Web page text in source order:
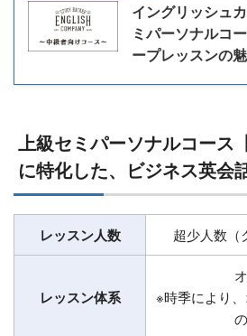
イングリッシュ
ミパーソナルコ
ープレッスンの
上級セミパーソナルコース
に特化した、ビジネス英会
レッスン人数 超少人数（
レッスン体系
※時季により